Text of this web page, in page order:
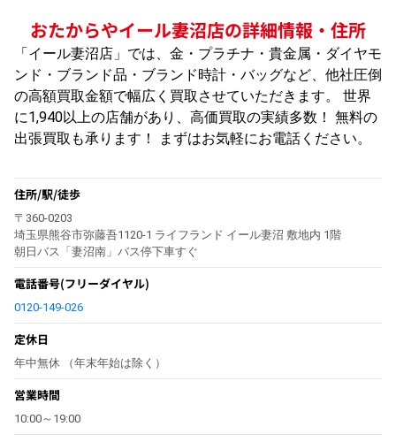
おたからやイール妻沼店の詳細情報・住所
「イール妻沼店」では、金・プラチナ・貴金属・ダイヤモ
ンド・ブランド品・ブランド時計・バッグなど、他社圧倒
の高額買取金額で幅広く買取させていただきます。 世界
に1,940以上の店舗があり、高価買取の実績多数！ 無料の
出張買取も承ります！ まずはお気軽にお電話ください。
住所/駅/徒歩
〒360-0203
埼玉県熊谷市弥藤吾1120-1 ライフランド イール妻沼 敷地内 1階
朝日バス「妻沼南」バス停下車すぐ
電話番号(フリーダイヤル)
0120-149-026
定休日
年中無休 （年末年始は除く）
営業時間
10:00～19:00